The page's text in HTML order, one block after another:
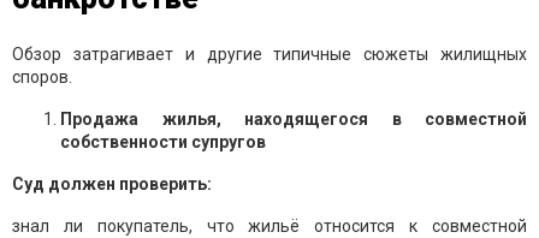
Обзор затрагивает и другие типичные сюжеты жилищных
споров.
Продажа жилья, находящегося в совместной
собственности супругов
Суд должен проверить:
знал ли покупатель, что жильё относится к совместной